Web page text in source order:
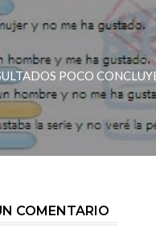
POCO
COMENTARIO